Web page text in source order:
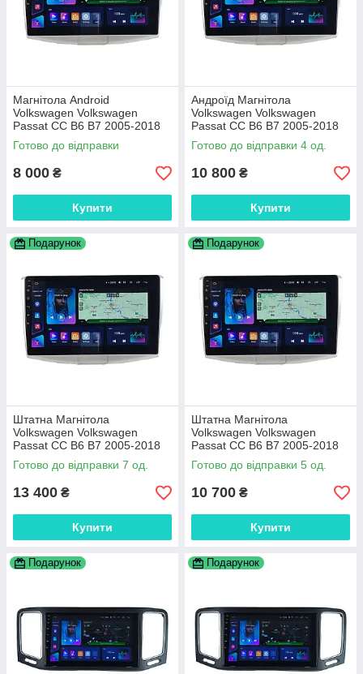
Магнітола Android
Volkswagen Volkswagen
Passat CC B6 B7 2005-2018
WiFi CarPlay 2/32 4 ядра
Готово до відправки
8 000 ₴
Купити
Андроїд Магнітола
Volkswagen Volkswagen
Passat CC B6 B7 2005-2018
A8-8core-4G-360-CarPlay-
4/64
Готово до відправки 4 од.
10 800 ₴
Купити
Подарунок
Штатна Магнітола
Volkswagen Volkswagen
Passat CC B6 B7 2005-2018
ТОП платформа 9863 8 ядер
4G DSP
Готово до відправки 7 од.
13 400 ₴
Купити
Подарунок
Штатна Магнітола
Volkswagen Volkswagen
Passat CC B6 B7 2005-2018
TS18L-8octa-DSP-4GWiFi-
CarPlay
Готово до відправки 5 од.
10 700 ₴
Купити
Подарунок Подарунок